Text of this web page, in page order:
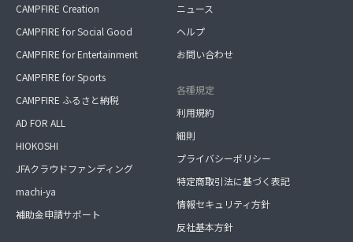
CAMPFIRE Creation
CAMPFIRE for Social Good
CAMPFIRE for Entertainment
CAMPFIRE for Sports
CAMPFIRE ふるさと納税
AD FOR ALL
HIOKOSHI
JFAクラウドファンディング
machi-ya
補助金申請サポート
ニュース
ヘルプ
お問い合わせ
各種規定
利用規約
細則
プライバシーポリシー
特定商取引法に基づく表記
情報セキュリティ方針
反社基本方針